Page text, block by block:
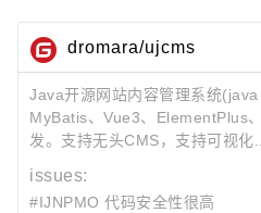
dromara/ujcms
Java开源网站内容管理系统
MyBatis、Vue3、ElementPlus
发。支持无头CMS，支持可视化
issues:
#IJNPMO 代码安全性很高